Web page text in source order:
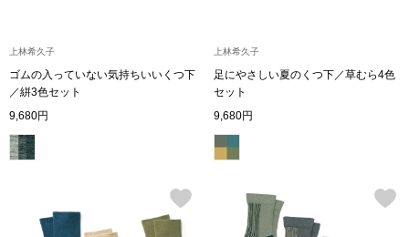
ショート･クロ
上林希久子
ゴムの入っていない気持ちいいくつ下
／絣3色セット
9,680円
上林希久子
足にやさしい夏のくつ下／草むら4色
セット
9,680円